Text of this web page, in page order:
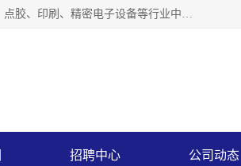
上海浜田实业有限公司专业致力于传动控制行业。面向工业机器人、半导体、机床、船舶、点胶、印刷、精密电子设备等行业中的运动控制技术。为日本哈默纳科（HarmonicDrive简称HD）中国地区定代理商，其生产的HarmonicDrive谐波减速机，具有轻量、小型、传动效率高、减速范围广、精度高等特点，被广泛应用于各种传动系统中。完善的技术，完善的售后，让您的选择无后顾之忧，欢迎您的来电洽谈！
招聘中心 公司动态